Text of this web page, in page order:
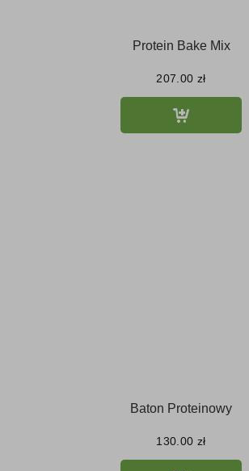
Protein Bake Mix
207.00 zł
Baton Proteinowy
130.00 zł